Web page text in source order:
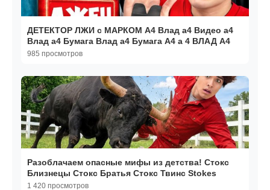
ДЕТЕКТОР ЛЖИ с МАРКОМ А4 Влад а4 Видео а4
Влад а4 Бумага Влад а4 Бумага А4 а 4 ВЛАД А4
985 просмотров
Разоблачаем опасные мифы из детства! Стокс
Близнецы Стокс Братья Стокс Твинс Stokes
1 420 просмотров